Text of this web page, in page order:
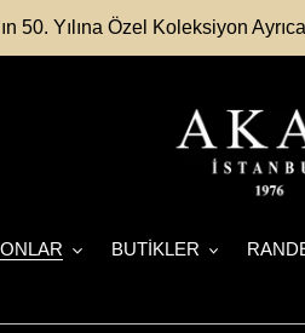
50. Yılına Özel Koleksiyon
BUTİKLER